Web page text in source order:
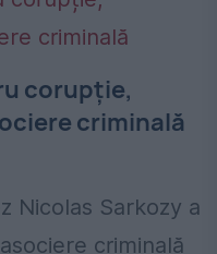
corupție,
criminală
Nicolas Sarkozy a
criminală